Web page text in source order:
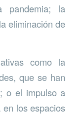
pandemia; la
eliminación de
como la
que se han
o el impulso a
los espacios